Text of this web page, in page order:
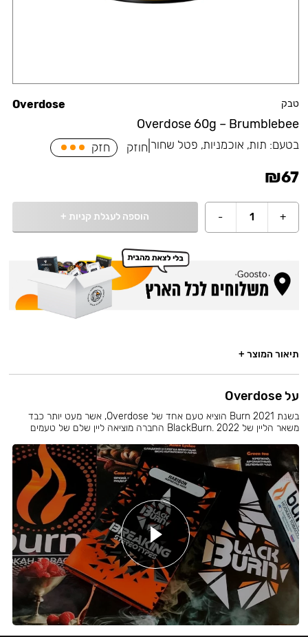
טבק
Overdose 60g – Brumblebee
Overdose
בטעם: תות, אוכמניות, פטל שחור חוזק חזק
₪67
+
1
- הוספה לעגלת קניות +
תיאור המוצר +
על Overdose
בשנת 2021 Burn הוציא טעם אחד של Overdose, אשר מעט יותר כבד
משאר הליין של BlackBurn. 2022 החברה מוציאה ליין שלם של טעמים